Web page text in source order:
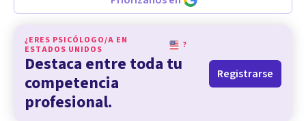
¿ERES PSICÓLOGO/A EN
ESTADOS UNIDOS
?
Destaca entre toda tu
competencia
profesional.
Registrarse